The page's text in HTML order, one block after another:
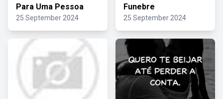
Para Uma Pessoa
25 September 2024
Funebre
25 September 2024